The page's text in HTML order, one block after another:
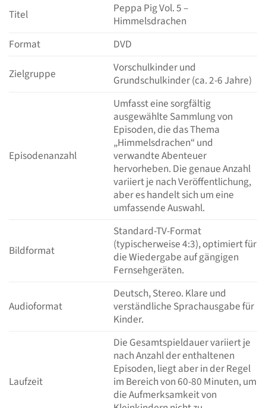
Titel
Peppa Pig Vol. 5 –
Himmelsdrachen
Format
DVD
Zielgruppe
Vorschulkinder und
Grundschulkinder (ca. 2-6 Jahre)
Episodenanzahl
Umfasst eine sorgfältig
ausgewählte Sammlung von
Episoden, die das Thema
„Himmelsdrachen“ und
verwandte Abenteuer
hervorheben. Die genaue Anzahl
variiert je nach Veröffentlichung,
aber es handelt sich um eine
umfassende Auswahl.
Bildformat
Standard-TV-Format
(typischerweise 4:3), optimiert für
die Wiedergabe auf gängigen
Fernsehgeräten.
Audioformat
Deutsch, Stereo. Klare und
verständliche Sprachausgabe für
Kinder.
Laufzeit
Die Gesamtspieldauer variiert je
nach Anzahl der enthaltenen
Episoden, liegt aber in der Regel
im Bereich von 60-80 Minuten, um
die Aufmerksamkeit von